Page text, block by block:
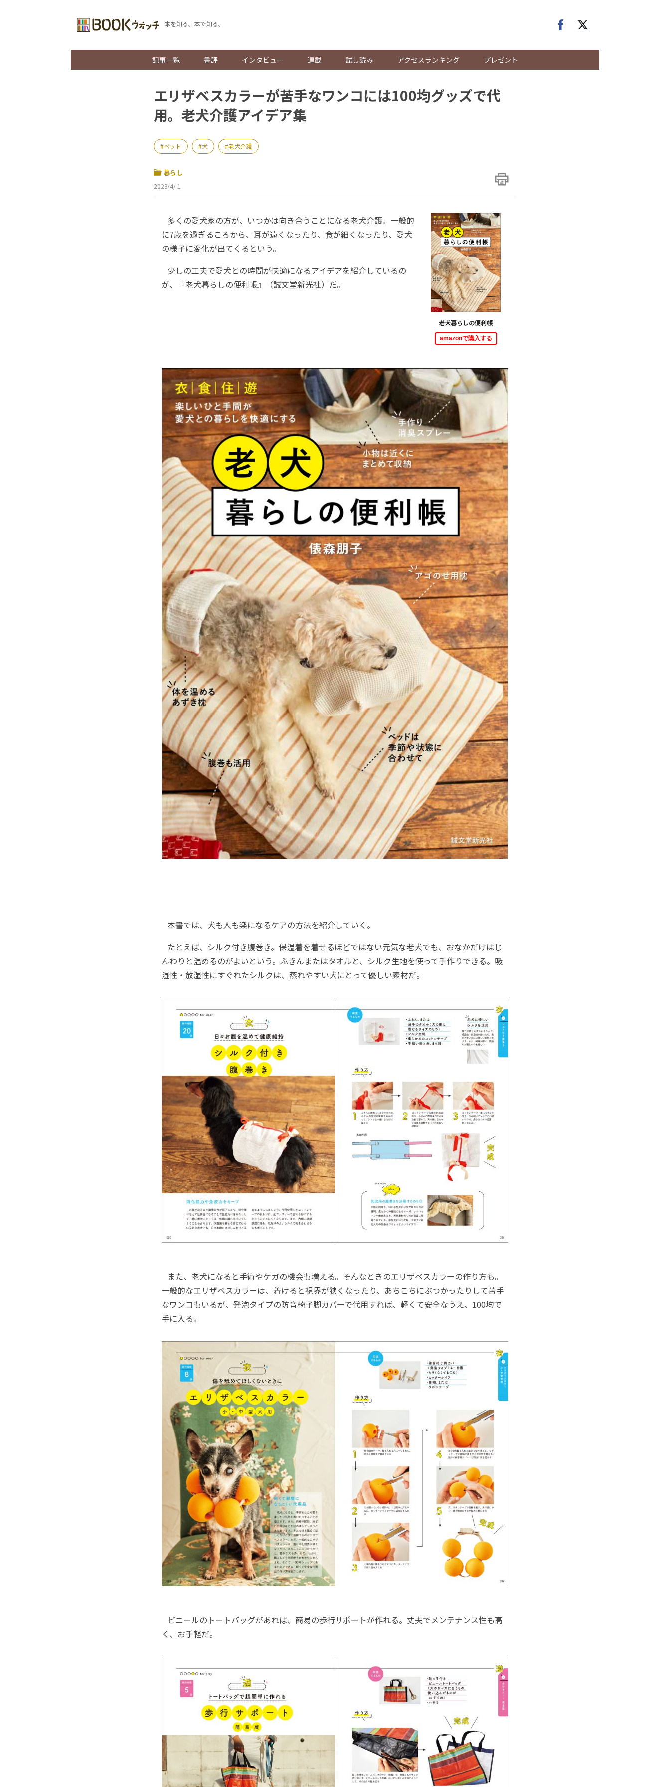
本を知る。本で知る。
記事一覧 書評 インタビュー 連載 試し読み アクセスランキング プレゼント
エリザベスカラーが苦手なワンコには100均グッズで代
用。老犬介護アイデア集
ペット 犬 老犬介護
暮らし
2023/4/ 1
老犬暮らしの便利帳
amazonで購入する
多くの愛犬家の方が、いつかは向き合うことになる老犬介護。一般的
に7歳を過ぎるころから、耳が遠くなったり、食が細くなったり、愛犬
の様子に変化が出てくるという。
少しの工夫で愛犬との時間が快適になるアイデアを紹介しているの
が、『老犬暮らしの便利帳』（誠文堂新光社）だ。
本書では、犬も人も楽になるケアの方法を紹介していく。
たとえば、シルク付き腹巻き。保温着を着せるほどではない元気な老犬でも、おなかだけはじ
んわりと温めるのがよいという。ふきんまたはタオルと、シルク生地を使って手作りできる。吸
湿性・放湿性にすぐれたシルクは、蒸れやすい犬にとって優しい素材だ。
また、老犬になると手術やケガの機会も増える。そんなときのエリザベスカラーの作り方も。
一般的なエリザベスカラーは、着けると視界が狭くなったり、あちこちにぶつかったりして苦手
なワンコもいるが、発泡タイプの防音椅子脚カバーで代用すれば、軽くて安全なうえ、100均で
手に入る。
ビニールのトートバッグがあれば、簡易の歩行サポートが作れる。丈夫でメンテナンス性も高
く、お手軽だ。